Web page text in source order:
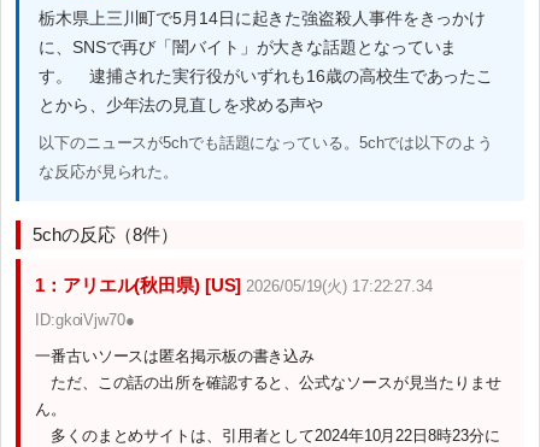
栃木県上三川町で5月14日に起きた強盗殺人事件をきっかけ
に、SNSで再び「闇バイト」が大きな話題となっていま
す。 逮捕された実行役がいずれも16歳の高校生であったこ
とから、少年法の見直しを求める声や
以下のニュースが5chでも話題になっている。5chでは以下のよう
な反応が見られた。
5chの反応（8件）
1：アリエル(秋田県) [US] 2026/05/19(火) 17:22:27.34
ID:gkoiVjw70●
一番古いソースは匿名掲示板の書き込み
ただ、この話の出所を確認すると、公式なソースが見当たりませ
ん。
多くのまとめサイトは、引用者として2024年10月22日8時23分に